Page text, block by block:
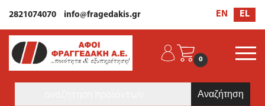
2821074070 info@fragedakis.gr EN EL
0